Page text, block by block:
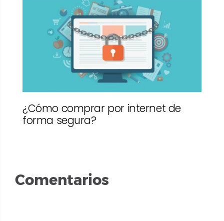
¿Cómo comprar por internet de
forma segura?
Comentarios